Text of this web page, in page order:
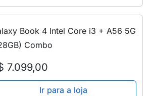
Book 4 Intel Core i3 + A56 5G
Combo
7.099,00
Ir para a loja